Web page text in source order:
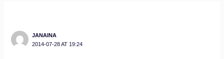
JANAINA
2014-07-28 AT 19:24